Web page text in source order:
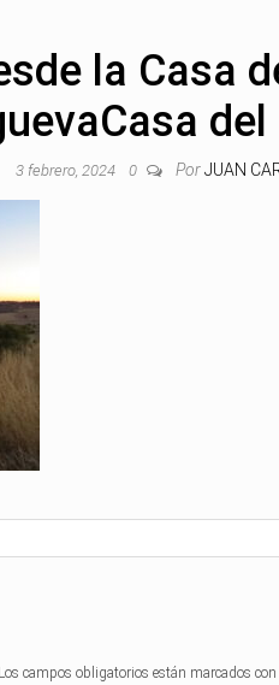
la Casa
3 febrero, 2024 0 Por JUAN
Los campos obligatorios están marcados con